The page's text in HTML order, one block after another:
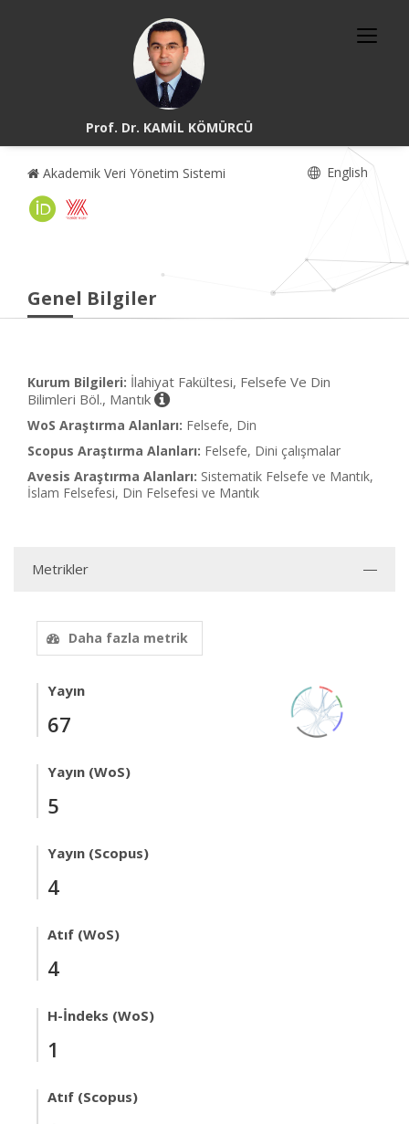
Prof. Dr. KAMİL KÖMÜRCÜ
Akademik Veri Yönetim Sistemi English
Genel Bilgiler
Kurum Bilgileri: İlahiyat Fakültesi, Felsefe Ve Din
Bilimleri Böl., Mantık
WoS Araştırma Alanları: Felsefe, Din
Scopus Araştırma Alanları: Felsefe, Dini çalışmalar
Avesis Araştırma Alanları: Sistematik Felsefe ve Mantık,
İslam Felsefesi, Din Felsefesi ve Mantık
Metrikler
Daha fazla metrik
Yayın
67
Yayın (WoS)
5
Yayın (Scopus)
4
Atıf (WoS)
4
H-İndeks (WoS)
1
Atıf (Scopus)